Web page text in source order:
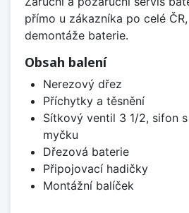
přímo u zákazníka po celé
demontáže baterie.
Obsah balení
Nerezový dřez
Příchytky a těsnění
Sítkový ventil 3 1/2, sifon
myčku
Dřezová baterie
Připojovací hadičky
Montážní balíček